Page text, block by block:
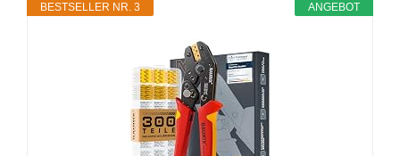
ANGEBOT
BESTSELLER NR. 3